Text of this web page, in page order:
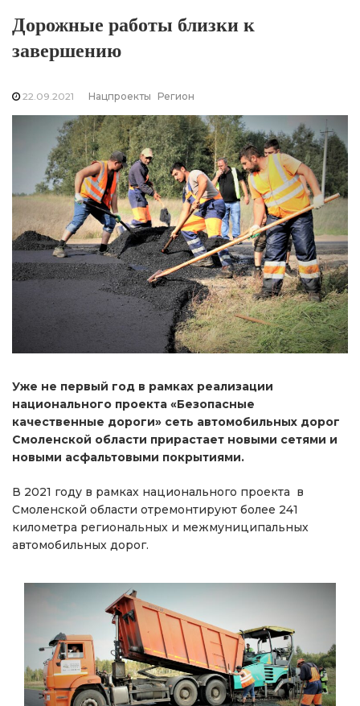
Дорожные работы близки к
завершению
22.09.2021 Нацпроекты Регион
Уже не первый год в рамках реализации
национального проекта «Безопасные
качественные дороги» сеть автомобильных дорог
Смоленской области прирастает новыми сетями и
новыми асфальтовыми покрытиями.
В 2021 году в рамках национального проекта в
Смоленской области отремонтируют более 241
километра региональных и межмуниципальных
автомобильных дорог.